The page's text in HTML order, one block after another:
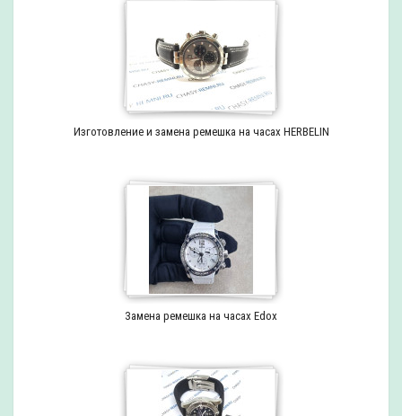
Изготовление и замена ремешка на часах HERBELIN
Замена ремешка на часах Edox